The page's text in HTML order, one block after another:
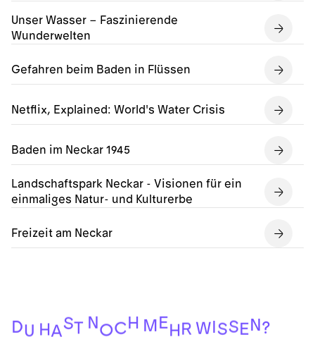
Unser Wasser – Faszinierende
Wunderwelten
Gefahren beim Baden in Flüssen
Netflix, Explained: World's Water Crisis
Baden im Neckar 1945
Landschaftspark Neckar - Visionen für ein
einmaliges Natur- und Kulturerbe
Freizeit am Neckar
DU HAST NOC H M EH R W SS E N ?